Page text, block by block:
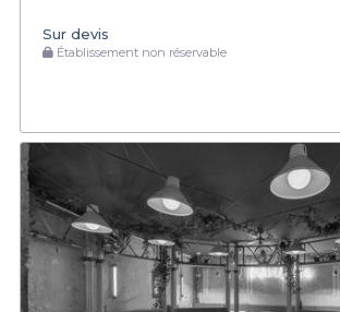
Sur devis
Établissement non réservable